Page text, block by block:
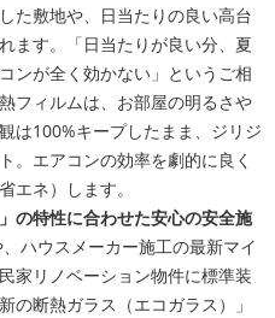
た敷地や、日当たりの良い高台
ます。「日当たりが良い分、夏
ンが全く効かない」というご相
フィルムは、お部屋の明るさや
は100%キープしたまま、ジリジ
。エアコンの効率を劇的に良く
エネ）します。
の特性に合わせた安心の安全施
ハウスメーカー施工の最新マイ
家リノベーション物件に標準装
の断熱ガラス（エコガラス）」